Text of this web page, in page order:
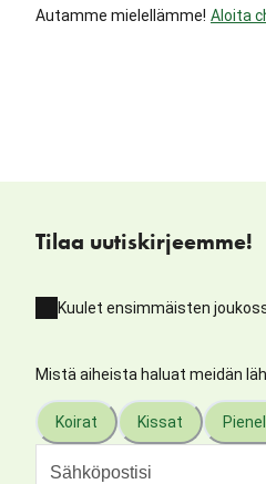
Autamme mielellämme! Aloita
Tilaa uutiskirjeemme!
Kuulet ensimmäisten
Mistä aiheista haluat meidän
Koirat Kissat